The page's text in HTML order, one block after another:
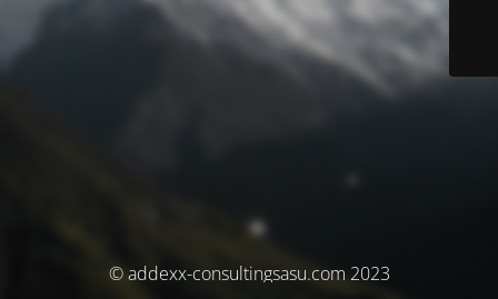
© addexx-consultingsasu.com 2023